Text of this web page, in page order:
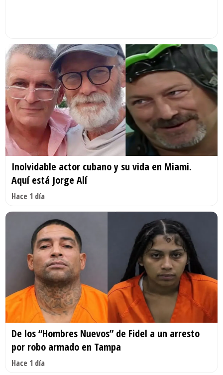
Inolvidable actor cubano y su vida en Miami.
Aquí está Jorge Alí
Hace 1 día
De los “Hombres Nuevos” de Fidel a un arresto
por robo armado en Tampa
Hace 1 día